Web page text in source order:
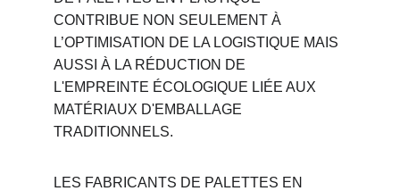
CONTRIBUE NON SEULEMENT À
L’OPTIMISATION DE LA LOGISTIQUE MAIS
AUSSI À LA RÉDUCTION DE
L'EMPREINTE ÉCOLOGIQUE LIÉE AUX
MATÉRIAUX D'EMBALLAGE
TRADITIONNELS.
LES FABRICANTS DE PALETTES EN